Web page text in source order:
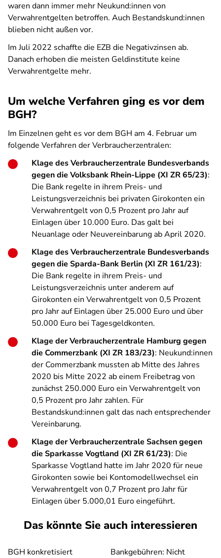
waren dann immer mehr Neukund:innen von
Verwahrentgelten betroffen. Auch Bestandskund:innen
blieben nicht außen vor.
Im Juli 2022 schaffte die EZB die Negativzinsen ab.
Danach erhoben die meisten Geldinstitute keine
Verwahrentgelte mehr.
Um welche Verfahren ging es vor dem
BGH?
Im Einzelnen geht es vor dem BGH am 4. Februar um
folgende Verfahren der Verbraucherzentralen:
Klage des Verbraucherzentrale Bundesverbands
gegen die Volksbank Rhein-Lippe (XI ZR 65/23):
Die Bank regelte in ihrem Preis- und
Leistungsverzeichnis bei privaten Girokonten ein
Verwahrentgelt von 0,5 Prozent pro Jahr auf
Einlagen über 10.000 Euro. Das galt bei
Neuanlage oder Neuvereinbarung ab April 2020.
Klage des Verbraucherzentrale Bundesverbands
gegen die Sparda-Bank Berlin (XI ZR 161/23):
Die Bank regelte in ihrem Preis- und
Leistungsverzeichnis unter anderem auf
Girokonten ein Verwahrentgelt von 0,5 Prozent
pro Jahr auf Einlagen über 25.000 Euro und über
50.000 Euro bei Tagesgeldkonten.
Klage der Verbraucherzentrale Hamburg gegen
die Commerzbank (XI ZR 183/23): Neukund:innen
der Commerzbank mussten ab Mitte des Jahres
2020 bis Mitte 2022 ab einem Freibetrag von
zunächst 250.000 Euro ein Verwahrentgelt von
0,5 Prozent pro Jahr zahlen. Für
Bestandskund:innen galt das nach entsprechender
Vereinbarung.
Klage der Verbraucherzentrale Sachsen gegen
die Sparkasse Vogtland (XI ZR 61/23): Die
Sparkasse Vogtland hatte im Jahr 2020 für neue
Girokonten sowie bei Kontomodellwechsel ein
Verwahrentgelt von 0,7 Prozent pro Jahr für
Einlagen über 5.000,01 Euro eingeführt.
Das könnte Sie auch interessieren
BGH konkretisiert
Bankgebühren: Nicht